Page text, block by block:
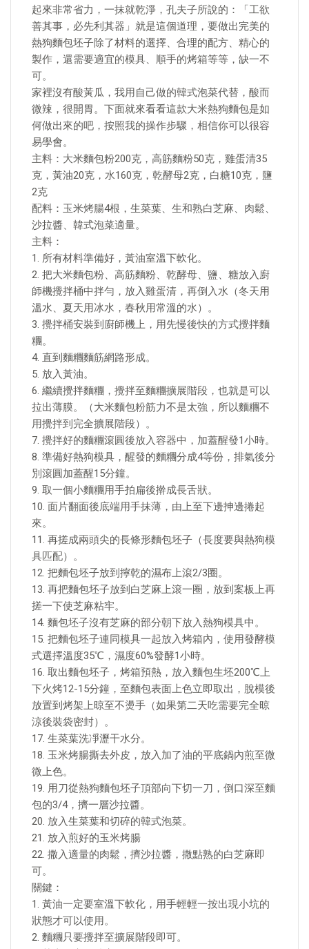
起來非常省力，一抹就乾淨，孔夫子所說的：「工欲
善其事，必先利其器」就是這個道理，要做出完美的
熱狗麵包坯子除了材料的選擇、合理的配方、精心的
製作，還需要適宜的模具、順手的烤箱等等，缺一不
可。
家裡沒有酸黃瓜，我用自己做的韓式泡菜代替，酸而
微辣，很開胃。下面就來看看這款大米熱狗麵包是如
何做出來的吧，按照我的操作步驟，相信你可以很容
易學會。
主料：大米麵包粉200克，高筋麵粉50克，雞蛋清35
克，黃油20克，水160克，乾酵母2克，白糖10克，鹽
2克
配料：玉米烤腸4根，生菜葉、生和熟白芝麻、肉鬆、
沙拉醬、韓式泡菜適量。
主料：
1. 所有材料準備好，黃油室溫下軟化。
2. 把大米麵包粉、高筋麵粉、乾酵母、鹽、糖放入廚
師機攪拌桶中拌勻，放入雞蛋清，再倒入水（冬天用
溫水、夏天用冰水，春秋用常溫的水）。
3. 攪拌桶安裝到廚師機上，用先慢後快的方式攪拌麵
糰。
4. 直到麵糰麵筋網路形成。
5. 放入黃油。
6. 繼續攪拌麵糰，攪拌至麵糰擴展階段，也就是可以
拉出薄膜。（大米麵包粉筋力不是太強，所以麵糰不
用攪拌到完全擴展階段）。
7. 攪拌好的麵糰滾圓後放入容器中，加蓋醒發1小時。
8. 準備好熱狗模具，醒發的麵糰分成4等份，排氣後分
別滾圓加蓋醒15分鐘。
9. 取一個小麵糰用手拍扁後擀成長舌狀。
10. 面片翻面後底端用手抹薄，由上至下邊抻邊捲起
來。
11. 再搓成兩頭尖的長條形麵包坯子（長度要與熱狗模
具匹配）。
12. 把麵包坯子放到擰乾的濕布上滾2/3圈。
13. 再把麵包坯子放到白芝麻上滾一圈，放到案板上再
搓一下使芝麻粘牢。
14. 麵包坯子沒有芝麻的部分朝下放入熱狗模具中。
15. 把麵包坯子連同模具一起放入烤箱內，使用發酵模
式選擇溫度35℃，濕度60%發酵1小時。
16. 取出麵包坯子，烤箱預熱，放入麵包生坯200℃上
下火烤12-15分鐘，至麵包表面上色立即取出，脫模後
放置到烤架上晾至不燙手（如果第二天吃需要完全晾
涼後裝袋密封）。
17. 生菜葉洗凈瀝干水分。
18. 玉米烤腸撕去外皮，放入加了油的平底鍋內煎至微
微上色。
19. 用刀從熱狗麵包坯子頂部向下切一刀，倒口深至麵
包的3/4，擠一層沙拉醬。
20. 放入生菜葉和切碎的韓式泡菜。
21. 放入煎好的玉米烤腸
22. 撒入適量的肉鬆，擠沙拉醬，撒點熟的白芝麻即
可。
關鍵：
1. 黃油一定要室溫下軟化，用手輕輕一按出現小坑的
狀態才可以使用。
2. 麵糰只要攪拌至擴展階段即可。